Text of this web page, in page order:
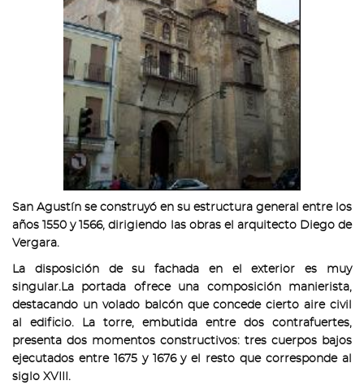
San Agustín se construyó en su estructura general entre los
años 1550 y 1566, dirigiendo las obras el arquitecto Diego de
Vergara.
La disposición de su fachada en el exterior es muy
singular.La portada ofrece una composición manierista,
destacando un volado balcón que concede cierto aire civil
al edificio. La torre, embutida entre dos contrafuertes,
presenta dos momentos constructivos: tres cuerpos bajos
ejecutados entre 1675 y 1676 y el resto que corresponde al
siglo XVIII.